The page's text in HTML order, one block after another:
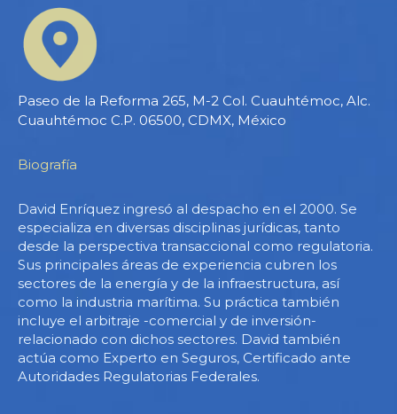
Paseo de la Reforma 265, M-2 Col. Cuauhtémoc, Alc.
Cuauhtémoc C.P. 06500, CDMX, México
Biografía
David Enríquez ingresó al despacho en el 2000. Se
especializa en diversas disciplinas jurídicas, tanto
desde la perspectiva transaccional como regulatoria.
Sus principales áreas de experiencia cubren los
sectores de la energía y de la infraestructura, así
como la industria marítima. Su práctica también
incluye el arbitraje -comercial y de inversión-
relacionado con dichos sectores. David también
actúa como Experto en Seguros, Certificado ante
Autoridades Regulatorias Federales.